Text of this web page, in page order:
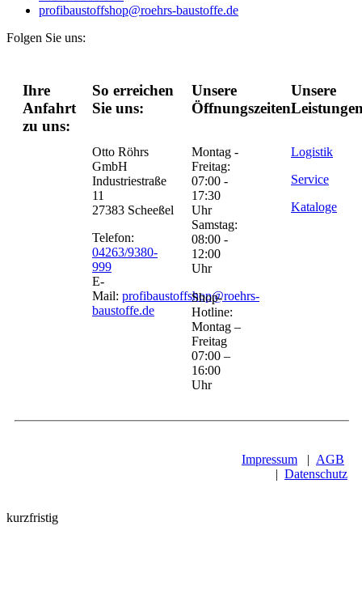
profibaustoffshop@roehrs-baustoffe.de
Folgen Sie uns:
Ihre
Anfahrt
zu uns:
So erreichen
Sie uns:
Otto Röhrs
GmbH
Industriestraße
11
27383 Scheeßel
Telefon:
04263/9380-
999
E-
Mail: profibaustoffshop@roehrs-
baustoffe.de
Unsere
Öffnungszeiten:
Montag -
Freitag:
07:00 -
17:30
Uhr
Samstag:
08:00 -
12:00
Uhr
Shop-
Hotline:
Montag –
Freitag
07:00 –
16:00
Uhr
Unsere
Logistik
Service
Kataloge
Impressum| AGB
| Datenschutz
kurzfristig